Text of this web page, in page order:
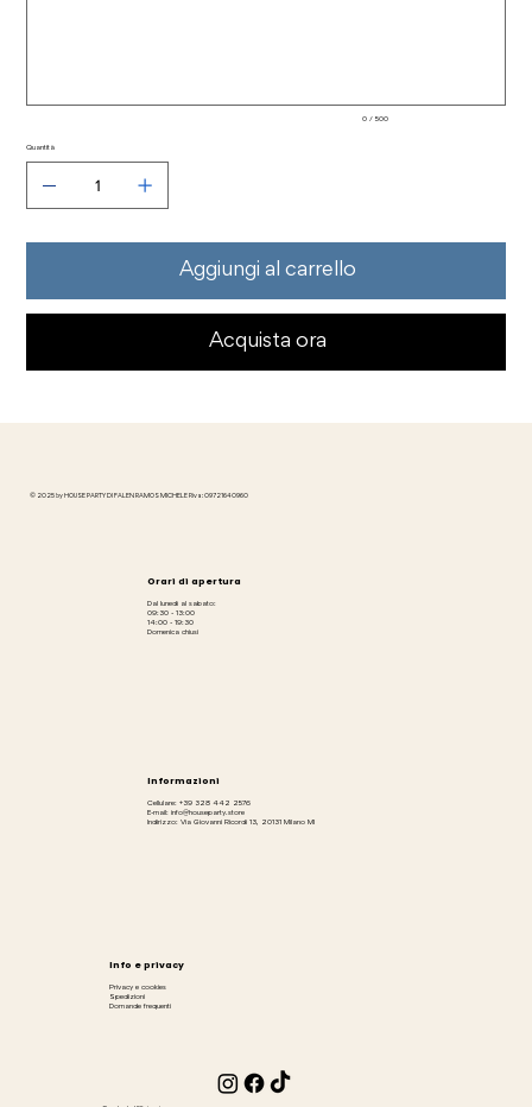
0 / 500
Quantità
Aggiungi al carrello
Acquista ora
© 2025 by HOUSE PARTY DI FALEN RAMOS MICHELE P.iva: 09721640960
Orari di apertura
Dal lunedì al sabato:
09:30 - 13:00
14:00 - 19:30
Domenica chiusi
Informazioni
Cellulare: +39 328 442 2576
E-mail: info@houseparty.store
Indirizzo: Via Giovanni Ricordi 13, 20131 Milano MI
Info e privacy
Privacy e cookies
Spedizioni
Domande frequenti